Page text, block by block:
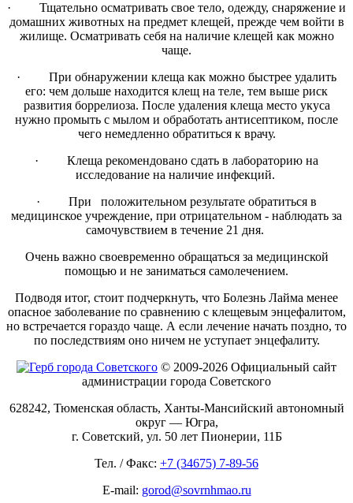
· Тщательно осматривать свое тело, одежду, снаряжение и
домашних животных на предмет клещей, прежде чем войти в
жилище. Осматривать себя на наличие клещей как можно
чаще.
· При обнаружении клеща как можно быстрее удалить
его: чем дольше находится клещ на теле, тем выше риск
развития боррелиоза. После удаления клеща место укуса
нужно промыть с мылом и обработать антисептиком, после
чего немедленно обратиться к врачу.
· Клеща рекомендовано сдать в лабораторию на
исследование на наличие инфекций.
· При положительном результате обратиться в
медицинское учреждение, при отрицательном - наблюдать за
самочувствием в течение 21 дня.
Очень важно своевременно обращаться за медицинской
помощью и не заниматься самолечением.
Подводя итог, стоит подчеркнуть, что Болезнь Лайма менее
опасное заболевание по сравнению с клещевым энцефалитом,
но встречается гораздо чаще. А если лечение начать поздно, то
по последствиям оно ничем не уступает энцефалиту.
© 2009-2026 Официальный сайт
администрации города Советского
628242, Тюменская область, Ханты-Мансийский автономный
округ — Югра,
г. Советский, ул. 50 лет Пионерии, 11Б
Тел. / Факс: +7 (34675) 7-89-56
E-mail: gorod@sovrnhmao.ru